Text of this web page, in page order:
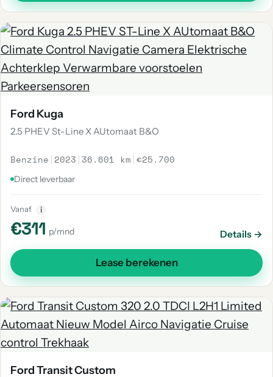
Ford Kuga
2.5 PHEV St-Line X AUtomaat B&O
Benzine | 2023 | 36.601 km |€25.700
Direct leverbaar
Vanaf i
€311 p/mnd Details →
Lease berekenen
Ford Transit Custom